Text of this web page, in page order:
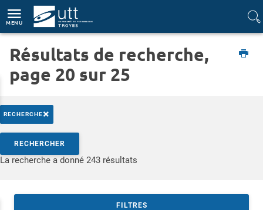
MENU
Etudiant
Résultats de recherche,
page 20 sur 25
RECHERCHE×
Rechercher par mots-clés
RECHERCHER
La recherche a donné 243 résultats
FILTRES